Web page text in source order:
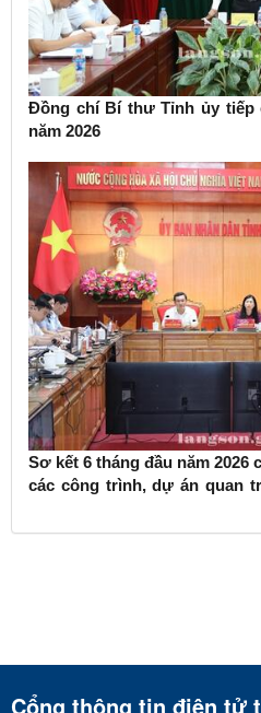
Đồng chí Bí thư Tỉnh ủy tiếp
năm 2026
Sơ kết 6 tháng đầu năm 2026
các công trình, dự án quan
Cổng thông tin điện tử